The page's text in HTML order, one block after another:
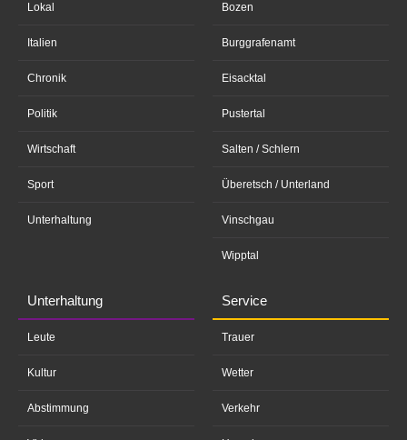
Lokal
Italien
Chronik
Politik
Wirtschaft
Sport
Unterhaltung
Bozen
Burggrafenamt
Eisacktal
Pustertal
Salten / Schlern
Überetsch / Unterland
Vinschgau
Wipptal
Unterhaltung
Leute
Kultur
Abstimmung
Service
Trauer
Wetter
Verkehr